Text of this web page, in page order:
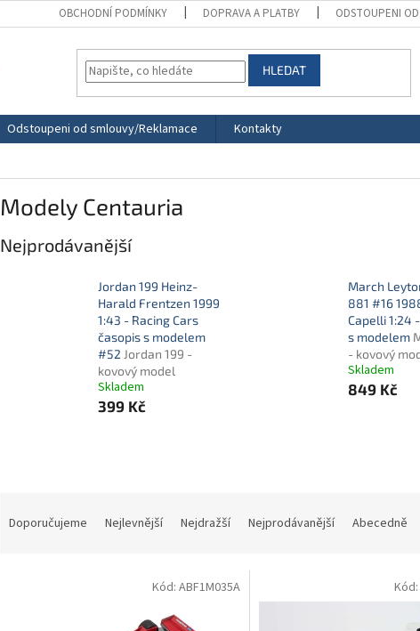
OBCHODNÍ PODMÍNKY DOPRAVA A PLATBY ODSTOUPENI OD
HLEDAT
Odstoupeni od smlouvy/Reklamace
Kontakty
Modely Centauria
Nejprodávanější
Jordan 199 Heinz-
Harald Frentzen 1999
1:43 - Racing Cars
časopis s modelem
#52Jordan 199 -
kovový model
Skladem
399 Kč
March
881 #16
Capelli 1:24
s modelem
- kovový
Skladem
849 Kč
Doporučujeme Nejlevnější Nejdražší Nejprodávanější Abecedně
Kód: ABF1M035A Kód: